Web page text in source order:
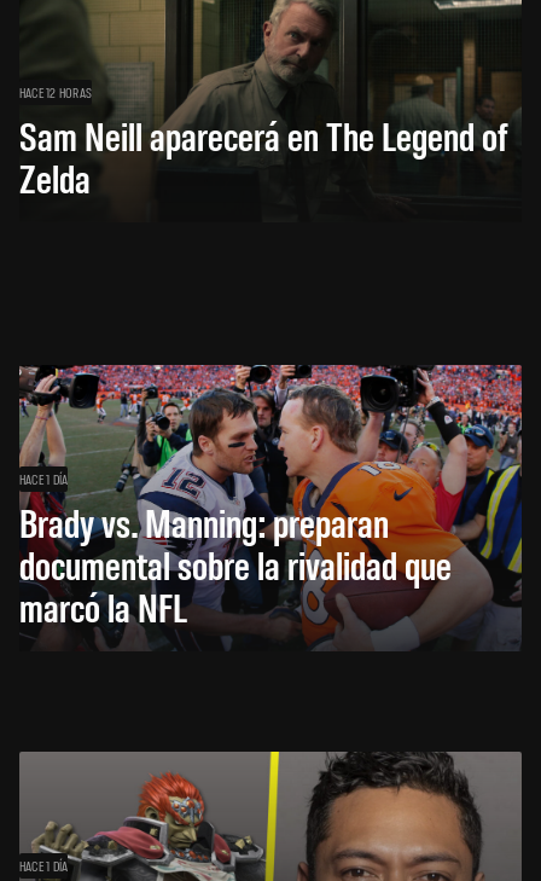
HACE 12 HORAS
Sam Neill aparecerá en The Legend of
Zelda
HACE 1 DÍA
Brady vs. Manning: preparan
documental sobre la rivalidad que
marcó la NFL
HACE 1 DÍA